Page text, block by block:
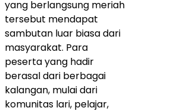
yang berlangsung meriah
tersebut mendapat
sambutan luar biasa dari
masyarakat. Para
peserta yang hadir
berasal dari berbagai
kalangan, mulai dari
komunitas lari, pelajar,